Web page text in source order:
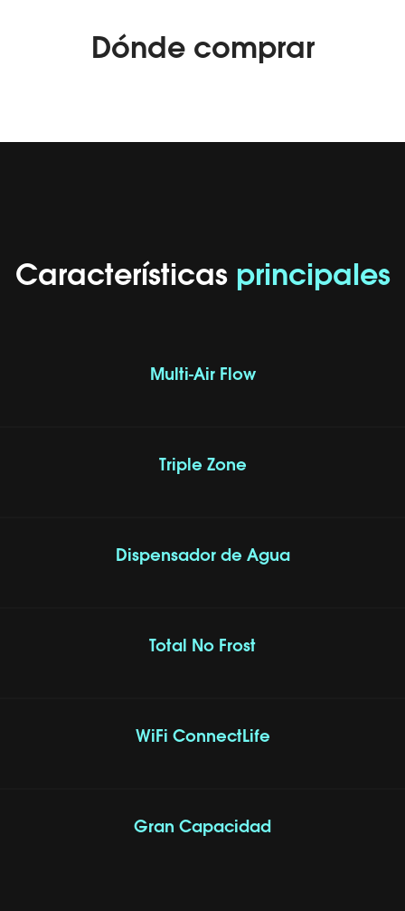
Dónde comprar
Características principales
Multi-Air Flow
Triple Zone
Dispensador de Agua
Total No Frost
WiFi ConnectLife
Gran Capacidad